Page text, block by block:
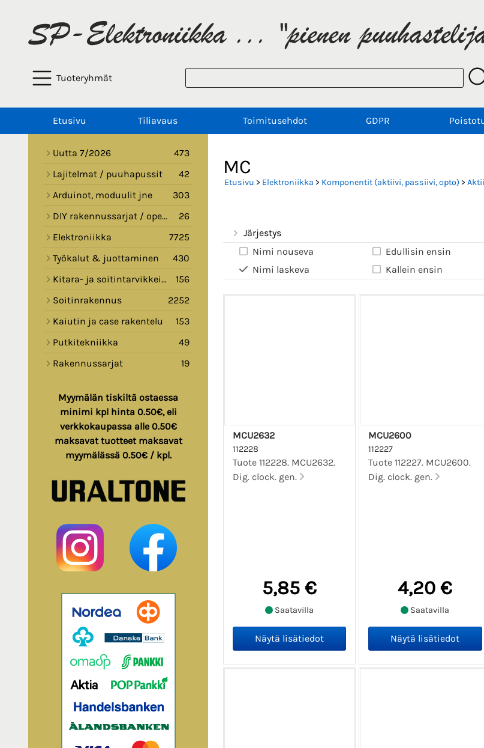
Tuoteryhmät
Etusivu Tiliavaus Toimitusehdot GDPR
Uutta 7/2026
473
Lajitelmat / puuhapussit
42
Arduinot, moduulit jne
303
DIY rakennussarjat / opetussarjat
26
Elektroniikka
7725
Työkalut & juottaminen
430
Kitara- ja soitintarvikkeita
156
Soitinrakennus
2252
Kaiutin ja case rakentelu
153
Putkitekniikka
49
Rakennussarjat
19
Myymälän tiskiltä ostaessa
minimi kpl hinta 0.50€, eli
verkkokaupassa alle 0.50€
maksavat tuotteet maksavat
myymälässä 0.50€ / kpl.
MC
Etusivu > Elektroniikka > Komponentit (aktiivi, passiivi, opto) >
Järjestys
Nimi nouseva
Nimi laskeva
Edullisin ensin
Kallein ensin
MCU2632
112228
Tuote 112228. MCU2632.
Dig. clock. gen.
5,85 €
Saatavilla
MCU2600
112227
Tuote 112227. MCU2600.
Dig. clock. gen.
4,20 €
Saatavilla